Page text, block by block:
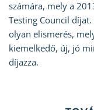
számára, mely a
Testing Council
olyan elismerés,
kiemelkedő, új, jó
díjazza.